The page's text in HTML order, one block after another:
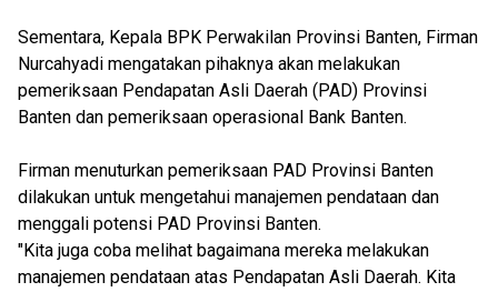
Sementara, Kepala BPK Perwakilan Provinsi Banten, Firman
Nurcahyadi mengatakan pihaknya akan melakukan
pemeriksaan Pendapatan Asli Daerah (PAD) Provinsi
Banten dan pemeriksaan operasional Bank Banten.
Firman menuturkan pemeriksaan PAD Provinsi Banten
dilakukan untuk mengetahui manajemen pendataan dan
menggali potensi PAD Provinsi Banten.
"Kita juga coba melihat bagaimana mereka melakukan
manajemen pendataan atas Pendapatan Asli Daerah. Kita